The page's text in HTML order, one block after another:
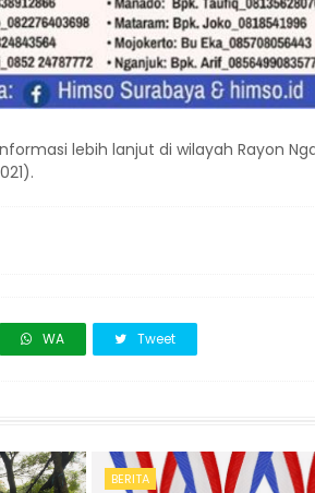
lebih lanjut di wilayah Rayon
WA Tweet
BERITA